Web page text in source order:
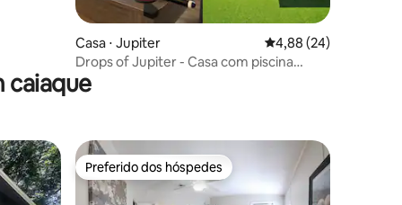
Casa ⋅ Jupiter 4,88 de uma
4,88 (24)
Drops of Jupiter - Casa com piscina
acomoda 16
caiaque
Preferido dos hóspedes
Preferido dos hóspedes